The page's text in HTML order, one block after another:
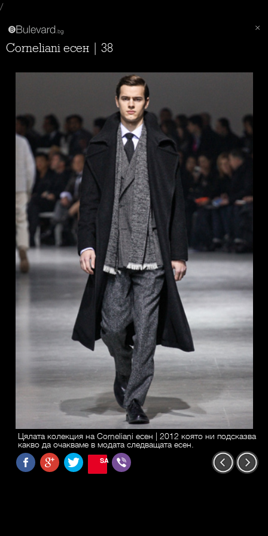
/
Corneliani есен | 38
Цялата колекция на Corneliani есен | 2012 която ни подсказва
какво да очакваме в модата следващата есен.
SAVE